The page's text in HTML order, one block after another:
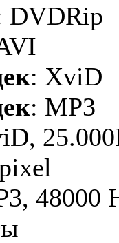
DVDRip
: XviD
: MP3
48000